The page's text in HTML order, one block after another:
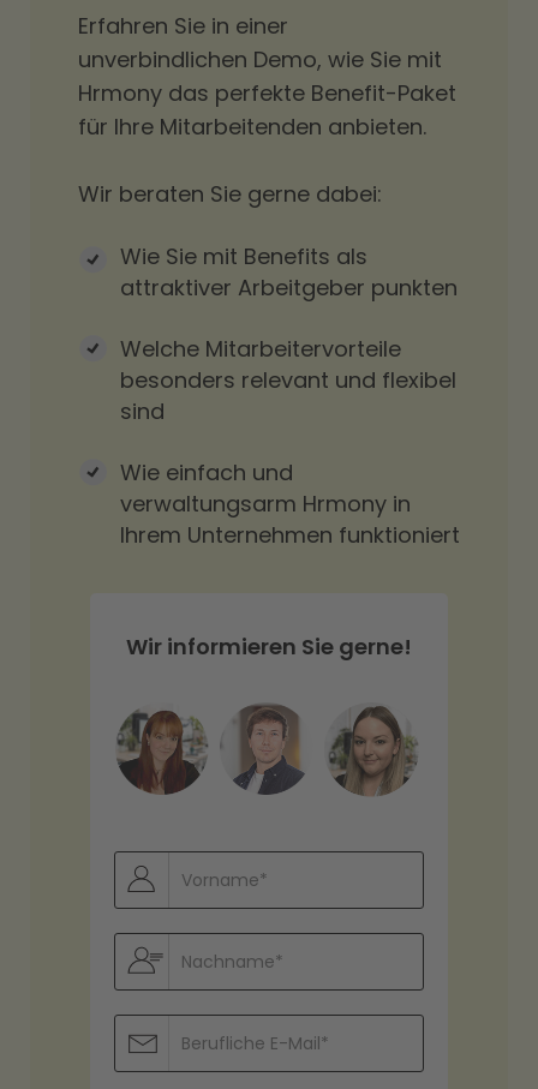
Erfahren Sie in einer
unverbindlichen Demo, wie Sie mit
Hrmony das perfekte Benefit-Paket
für Ihre Mitarbeitenden anbieten.
Wir beraten Sie gerne dabei:
Wie Sie mit Benefits als
attraktiver Arbeitgeber punkten
Welche Mitarbeitervorteile
besonders relevant und flexibel
sind
Wie einfach und
verwaltungsarm Hrmony in
Ihrem Unternehmen funktioniert
Wir informieren Sie gerne!